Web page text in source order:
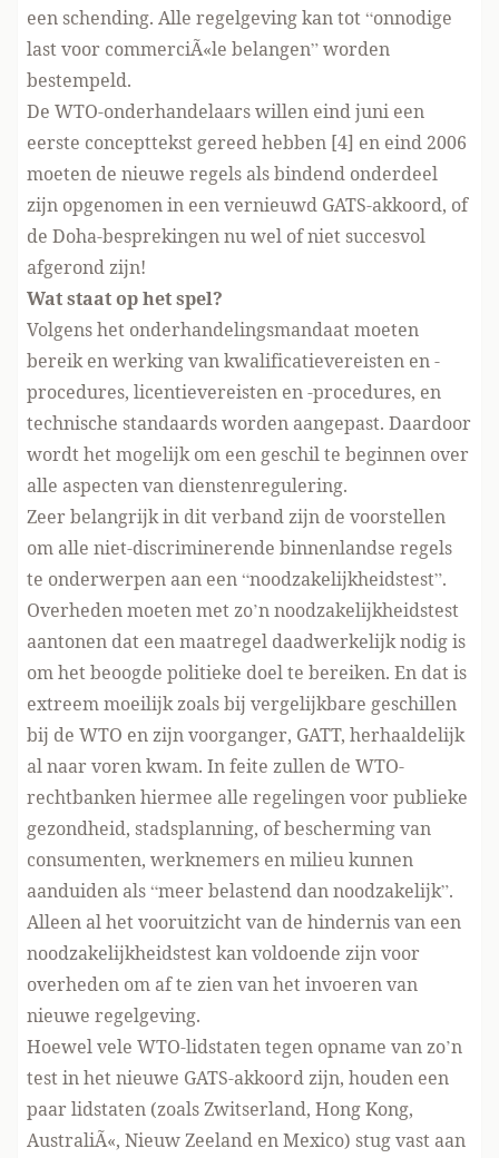
een schending. Alle regelgeving kan tot “onnodige
last voor commerciÃ«le belangen” worden
bestempeld.
De WTO-onderhandelaars willen eind juni een
eerste concepttekst gereed hebben [4] en eind 2006
moeten de nieuwe regels als bindend onderdeel
zijn opgenomen in een vernieuwd GATS-akkoord, of
de Doha-besprekingen nu wel of niet succesvol
afgerond zijn!
Wat staat op het spel?
Volgens het onderhandelingsmandaat moeten
bereik en werking van kwalificatievereisten en -
procedures, licentievereisten en -procedures, en
technische standaards worden aangepast. Daardoor
wordt het mogelijk om een geschil te beginnen over
alle aspecten van dienstenregulering.
Zeer belangrijk in dit verband zijn de voorstellen
om alle niet-discriminerende binnenlandse regels
te onderwerpen aan een “noodzakelijkheidstest”.
Overheden moeten met zo’n noodzakelijkheidstest
aantonen dat een maatregel daadwerkelijk nodig is
om het beoogde politieke doel te bereiken. En dat is
extreem moeilijk zoals bij vergelijkbare geschillen
bij de WTO en zijn voorganger, GATT, herhaaldelijk
al naar voren kwam. In feite zullen de WTO-
rechtbanken hiermee alle regelingen voor publieke
gezondheid, stadsplanning, of bescherming van
consumenten, werknemers en milieu kunnen
aanduiden als “meer belastend dan noodzakelijk”.
Alleen al het vooruitzicht van de hindernis van een
noodzakelijkheidstest kan voldoende zijn voor
overheden om af te zien van het invoeren van
nieuwe regelgeving.
Hoewel vele WTO-lidstaten tegen opname van zo’n
test in het nieuwe GATS-akkoord zijn, houden een
paar lidstaten (zoals Zwitserland, Hong Kong,
AustraliÃ«, Nieuw Zeeland en Mexico) stug vast aan